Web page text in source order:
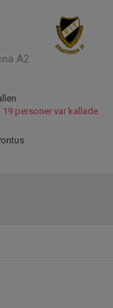
A2
personer var kallade.